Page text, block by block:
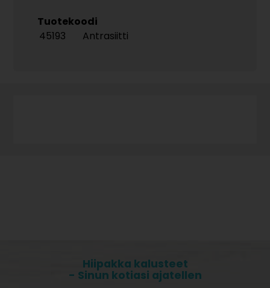
Tuotekoodi
45193
Antrasiitti
Hiipakka kalusteet
- Sinun kotiasi ajatellen